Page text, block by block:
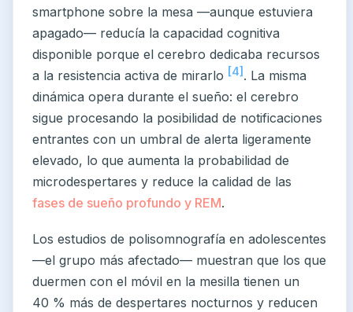
smartphone sobre la mesa —aunque estuviera
apagado— reducía la capacidad cognitiva
disponible porque el cerebro dedicaba recursos
a la resistencia activa de mirarlo [4] . La misma
dinámica opera durante el sueño: el cerebro
sigue procesando la posibilidad de notificaciones
entrantes con un umbral de alerta ligeramente
elevado, lo que aumenta la probabilidad de
microdespertares y reduce la calidad de las
fases de sueño profundo y REM.
Los estudios de polisomnografía en adolescentes
—el grupo más afectado— muestran que los que
duermen con el móvil en la mesilla tienen un
40 % más de despertares nocturnos y reducen